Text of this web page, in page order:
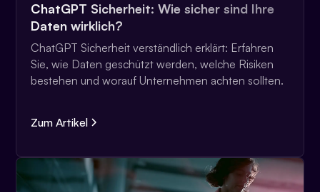
ChatGPT Sicherheit: Wie sicher sind Ihre
Daten wirklich?
ChatGPT Sicherheit verständlich erklärt: Erfahren
Sie, wie Daten geschützt werden, welche Risiken
bestehen und worauf Unternehmen achten sollten.
Zum Artikel